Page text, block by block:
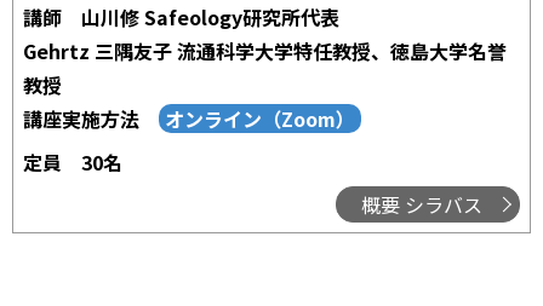
講師
山川修 Safeology研究所代表
Gehrtz 三隅友子 流通科学大学特任教授、徳島大学名誉
教授
講座実施方法
定員
30名
概要 シラバス